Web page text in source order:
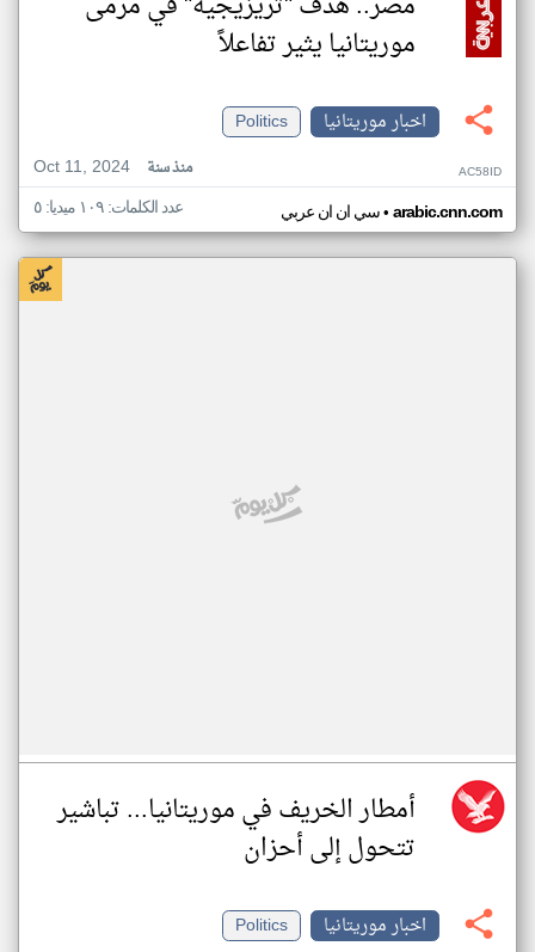
موريتانيا يثير تفاعلاً
اخبار موريتانيا
Politics
Oct 11, 2024
منذ سنة AC58ID
سي ان ان عربي• arabic.cnn.com عدد الكلمات: ١٠٩ ميديا: ٥
أمطار الخريف في موريتانيا... تباشير
تتحول إلى أحزان
اخبار موريتانيا
Politics